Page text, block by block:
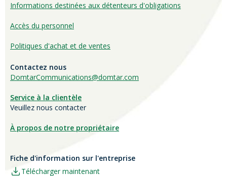
Informations destinées aux détenteurs d'obligations
Accès du personnel
Politiques d'achat et de ventes
Contactez nous
DomtarCommunications@domtar.com
Service à la clientèle
Veuillez nous contacter
À propos de notre propriétaire
Fiche d'information sur l'entreprise
Télécharger maintenant